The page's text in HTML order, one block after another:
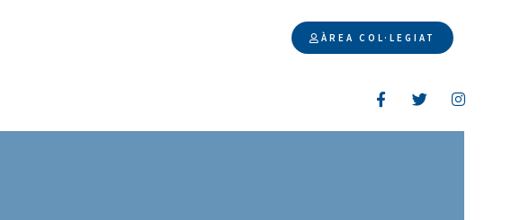
ÀREA COL·LEGIAT